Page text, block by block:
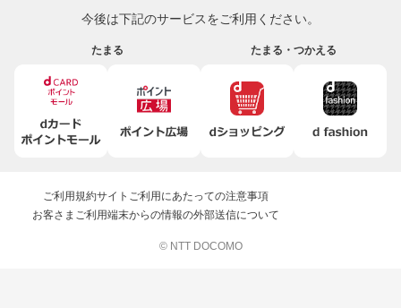
今後は下記のサービスをご利用ください。
たまる たまる・つかえる
ご利用規約サイトご利用にあたっての注意事項
お客さまご利用端末からの情報の外部送信について
© NTT DOCOMO